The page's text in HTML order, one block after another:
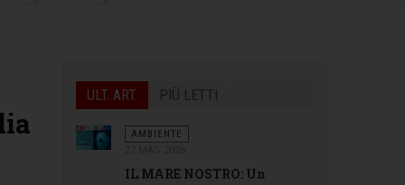
ULT. ART. PIÙ LETTI
AMBIENTE
IL MARE NOSTRO: Un